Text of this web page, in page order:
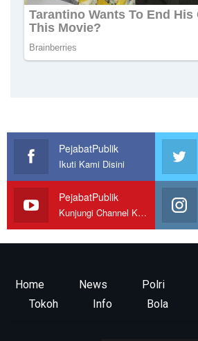
PejabatPublik
Ikuti Kami Disini
PejabatPublik
Kunjungi Channel Kami
Home News Polri
Tokoh
Info Bola